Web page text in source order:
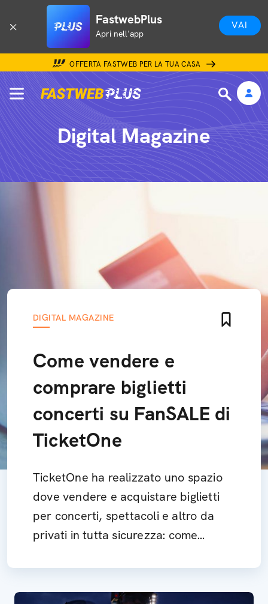
FastwebPlus
Apri nell'app
VAI
OFFERTA FASTWEB PER LA TUA CASA
Digital Magazine
DIGITAL MAGAZINE
Come vendere e
comprare biglietti
concerti su FanSALE di
TicketOne
TicketOne ha realizzato uno spazio
dove vendere e acquistare biglietti
per concerti, spettacoli e altro da
privati in tutta sicurezza: come